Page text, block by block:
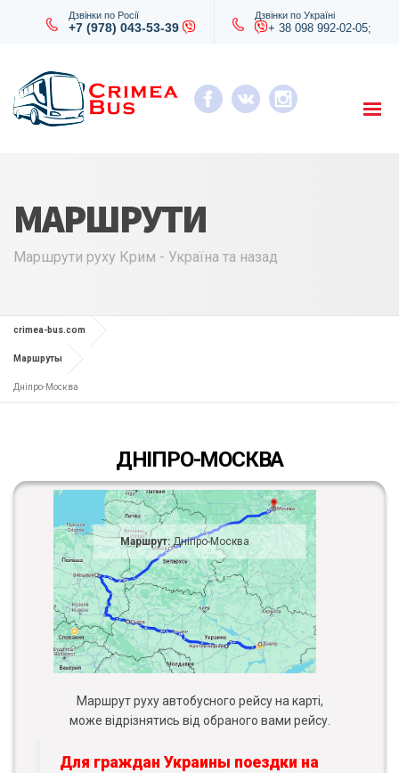
Дзвінки по Росії
+7 (978) 043-53-39
Дзвінки по Україні
+ 38 098 992-02-05;
МАРШРУТИ
Маршрути руху Крим - Україна та назад
crimea-bus.com
Маршруты
Дніпро-Москва
ДНІПРО-МОСКВА
Маршрут: Дніпро-Москва
Маршрут руху автобусного рейсу на карті,
може відрізнятись від обраного вами рейсу.
Для граждан Украины поездки на